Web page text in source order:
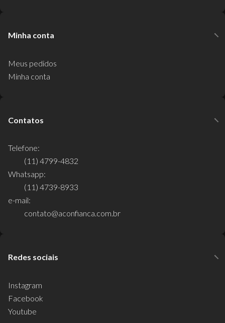
Minha conta
Meus pedidos
Minha conta
Contatos
Telefone:
(11) 4799-4832
Whatsapp:
(11) 4739-8933
e-mail:
contato@aconfianca.com.br
Redes sociais
Instagram
Facebook
Youtube